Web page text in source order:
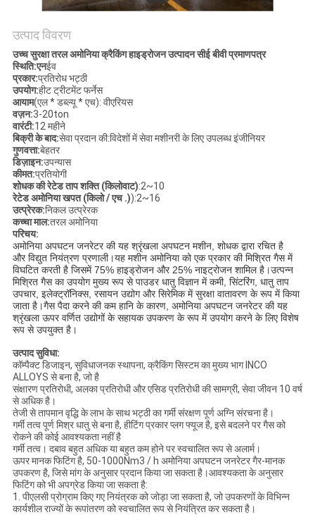
गोपनीयता
नीति
उत्पाद विवरण
उच्च सुरक्षा तरल अमोनिया क्रैकिंग हाइड्रोजन उत्पादन सीई बीवी प्रमाणपत्र
स्थिति:एनईव
प्रकार:प्रतिरोध भट्ठी
उपयोग:हीट ट्रीटमेंट फर्नेस
आयाम(एल * डब्ल्यू * एच): वीएरियस
वज़न:3-20ton
वारंटी:12 महीने
बिक्री के बाद:सेवा प्रदान की:विदेशों में सेवा मशीनरी के लिए उपलब्ध इंजीनियर
गुणवत्ता:बेहतर
डिज़ाइन:उपन्यास
कीमत:प्रतियोगी
शोधक की रेटेड ताप शक्ति (किलोवाट):2~10
रेटेड अमोनिया खपत (किलो / एच .)):2~16
उत्प्रेरक:निकल उत्प्रेरक
कच्चा माल:तरल अमोनिया
परिचय:
अमोनिया अपघटन जनरेटर की यह श्रृंखला अपघटन मशीन, शोधक द्वारा रचित है
और विद्युत नियंत्रण प्रणाली।यह मशीन अमोनिया को एक प्रकार की मिश्रित गैस में
विघटित करती है जिसमें 75% हाइड्रोजन और 25% नाइट्रोजन शामिल है।उत्पन्न
मिश्रित गैस का उपयोग मुख्य रूप से पाउडर धातु विज्ञान में कमी, सिंटरिंग, धातु ताप
उपचार, इलेक्ट्रॉनिक्स, रसायन उद्योग और सिरेमिक में सुरक्षा वातावरण के रूप में किया
जाता है।गैस पैदा करने की कम हानि के कारण, अमोनिया अपघटन जनरेटर की यह
श्रृंखला ऊपर वर्णित उद्योगों के सहायक उपकरण के रूप में उपयोग करने के लिए विशेष
रूप से उपयुक्त है।
उत्पाद सुविधा:
कॉम्पैक्ट डिजाइन, सुविधाजनक स्थापना, क्रैकिंग सिस्टम का मुख्य भाग INCO
ALLOYS से बना है, जो है
संक्षारण प्रतिरोधी, अलका प्रतिरोधी और एसिड प्रतिरोधी की सामग्री, सेवा जीवन 10 वर्ष
से अधिक है।
तेजी से तापमान वृद्धि के लाभ के साथ भट्ठी का गर्मी संरक्षण पूर्ण अग्नि संरचना है।
गर्मी तत्व पूर्ण मिश्र धातु से बना है, हीटिंग प्रकार प्लग फ्यूज है, इसे बदलने पर गैस को
रोकने की कोई आवश्यकता नहीं है
गर्मी तत्व। दबाव बहुत अधिक या बहुत कम होने पर स्वचालित रूप से अलार्म।
ऊपर मानक फिटिंग है, 50-1000Nm3 / h अमोनिया अपघटन जनरेटर गैर-मानक
उपकरण है, जिसे मांग के अनुसार प्रदान किया जा सकता है।आवश्यकता के अनुसार
फिटिंग को भी अपग्रेड किया जा सकता है:
1. पीएलसी प्रोग्राम किए गए नियंत्रक को जोड़ा जा सकता है, जो उपकरणों के विभिन्न
कार्यशील राज्यों के रूपांतरण को स्वचालित रूप से नियंत्रित कर सकता है।